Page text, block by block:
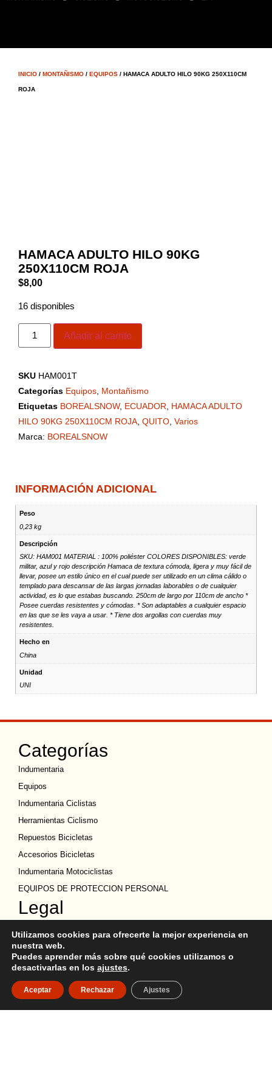
INICIO / MONTAÑISMO / EQUIPOS / HAMACA ADULTO HILO 90KG 250X110CM
ROJA
HAMACA ADULTO HILO 90KG
250X110CM ROJA
$8,00
16 disponibles
Añadir al carrito
SKU HAM001T
Categorías Equipos Montañismo
Etiquetas BOREALSNOW, ECUADOR
HAMACA ADULTO
HILO 90KG 250X110CM ROJA QUITO Varios
Marca: BOREALSNOW
INFORMACIÓN ADICIONAL
Peso
0,23 kg
Descripción
SKU: HAM001 MATERIAL : 100% poliéster COLORES DISPONIBLES: verde
militar, azul y rojo descripción Hamaca de textura cómoda, ligera y muy fácil de
llevar, posee un estilo único en el cual puede ser utilizado en un clima cálido o
templado para descansar de las largas jornadas laborables o de cualquier
actividad, es lo que estabas buscando. 250cm de largo por 110cm de ancho *
Posee cuerdas resistentes y cómodas. * Son adaptables a cualquier espacio
en las que se les vaya a usar. * Tiene dos argollas con cuerdas muy
resistentes.
Hecho en
China
Unidad
UNI
Categorías
Indumentaria
Equipos
Indumentaria Ciclistas
Herramientas Ciclismo
Repuestos Bicicletas
Accesorios Bicicletas
Indumentaria Motociclistas
EQUIPOS DE PROTECCION PERSONAL
Legal
Términos y condiciones
Política de Cookies
Descargo de Responsabilidad
Copyright
Utilizamos cookies para ofrecerte la mejor experiencia en
nuestra web.
Puedes aprender más sobre qué cookies utilizamos o
desactivarlas en los ajustes.
Aceptar Rechazar Ajustes